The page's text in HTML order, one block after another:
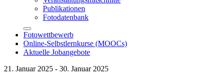
Publikationen
Fotodatenbank
Fotowettbewerb
Online-Selbstlernkurse (MOOCs)
Aktuelle Jobangebote
21. Januar 2025 - 30. Januar 2025